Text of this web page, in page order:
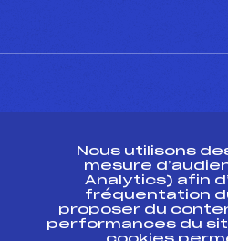
Ressources
Pass’Neige
Nous utilisons
mesure
Analytics) afin
fréquentation
proposer du
performances du